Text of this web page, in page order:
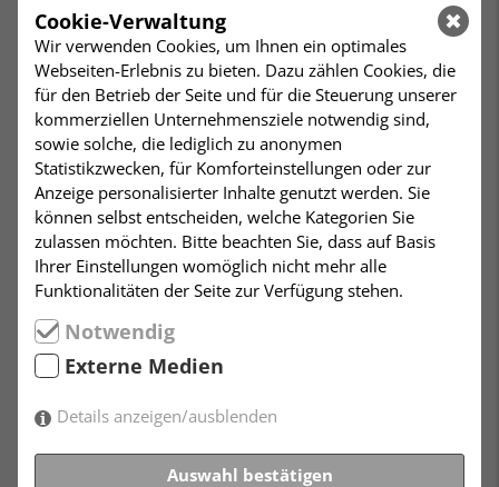
Humanismus in Geschichte
und Gegenwart
11. Februar bis 25. Februar 2020
Die Ausstellung
„Humanismus in
Geschichte und Gegenwart“
umfasst die Geschichte des
weltlichen Humanismus
von der Antike, über
Renaissance, Aufklärung,
bis zu den freireligiösen,
humanistischen
zum 21. Jahrhundert.
Cookie-Verwaltung
Wir verwenden Cookies, um Ihnen ein optimales
Webseiten-Erlebnis zu bieten. Dazu zählen Cookies, die
für den Betrieb der Seite und für die Steuerung unserer
kommerziellen Unternehmensziele notwendig sind,
sowie solche, die lediglich zu anonymen
Statistikzwecken, für Komforteinstellungen oder zur
Anzeige personalisierter Inhalte genutzt werden. Sie
können selbst entscheiden, welche Kategorien Sie
zulassen möchten. Bitte beachten Sie, dass auf Basis
Ihrer Einstellungen womöglich nicht mehr alle
Funktionalitäten der Seite zur Verfügung stehen.
Notwendig
Externe Medien
Details anzeigen/ausblenden
Auswahl bestätigen